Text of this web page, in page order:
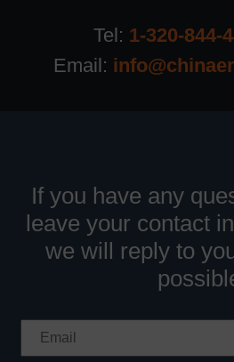
Tel: 1-320-844-
Email:
If you have any
leave your contact
we will reply to